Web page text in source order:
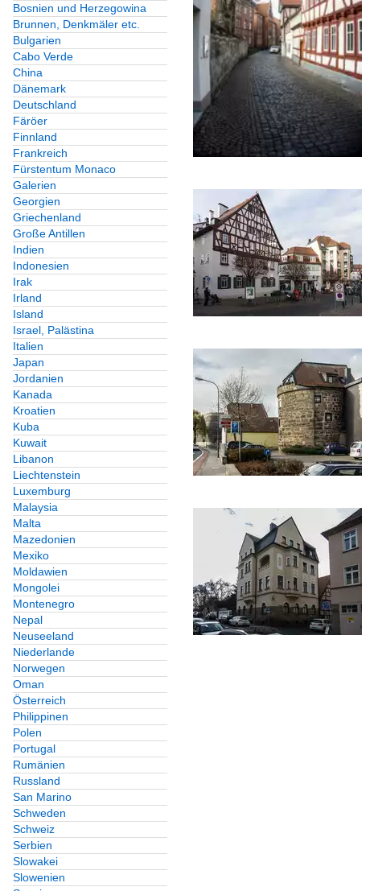
Bosnien und Herzegowina
Brunnen, Denkmäler etc.
Bulgarien
Cabo Verde
China
Dänemark
Deutschland
Färöer
Finnland
Frankreich
Fürstentum Monaco
Galerien
Georgien
Griechenland
Große Antillen
Indien
Indonesien
Irak
Irland
Island
Israel, Palästina
Italien
Japan
Jordanien
Kanada
Kroatien
Kuba
Kuwait
Libanon
Liechtenstein
Luxemburg
Malaysia
Malta
Mazedonien
Mexiko
Moldawien
Mongolei
Montenegro
Nepal
Neuseeland
Niederlande
Norwegen
Oman
Österreich
Philippinen
Polen
Portugal
Rumänien
Russland
San Marino
Schweden
Schweiz
Serbien
Slowakei
Slowenien